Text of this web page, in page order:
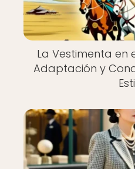
La Vestimenta en
Adaptación y